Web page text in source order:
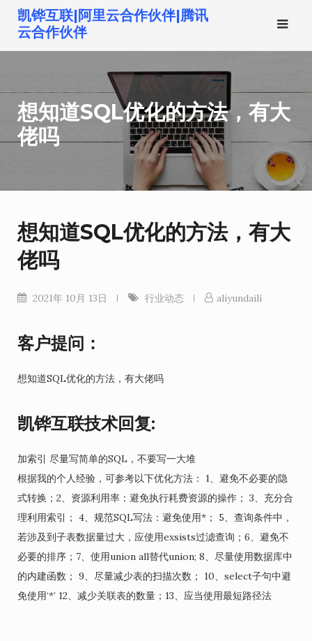
到
凯铧互联|阿里云合作伙伴|腾讯
云合作伙伴
想知道SQL优化的方法，有大
佬吗
想知道SQL优化的方法，有大
佬吗
2021年 10月 13日 行业动态 aliyundaili
客户提问：
想知道SQL优化的方法，有大佬吗
凯铧互联技术回复:
加索引 尽量写简单的SQL，不要写一大堆
根据我的个人经验，可参考以下优化方法： 1、避免不必要的隐
式转换；2、资源利用率：避免执行耗费资源的操作； 3、充分合
理利用索引； 4、规范SQL写法：避免使用*； 5、查询条件中，
若涉及到子表数据量过大，应使用exsists过滤查询；6、避免不
必要的排序；7、使用union all替代union; 8、尽量使用数据库中
的内建函数； 9、尽量减少表的扫描次数； 10、select子句中避
免使用‘*’ 12、减少关联表的数量；13、应当使用最短路径法